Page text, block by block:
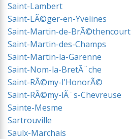
Saint-Lambert
Saint-LÃ©ger-en-Yvelines
Saint-Martin-de-BrÃ©thencourt
Saint-Martin-des-Champs
Saint-Martin-la-Garenne
Saint-Nom-la-BretÃ¨che
Saint-RÃ©my-l'HonorÃ©
Saint-RÃ©my-lÃ¨s-Chevreuse
Sainte-Mesme
Sartrouville
Saulx-Marchais